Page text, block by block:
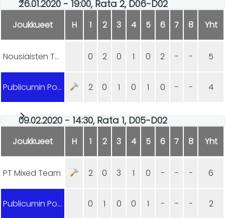
26.01.2020 - 19:00, Rata 2, D06-D02
Joukkueet H 1 2 3 4 5 6 7 8 Yht
Nousiaisten Towerit 0 2 0 1 0 2 - - 5
Publicumin Ponnistus 2 0 1 0 1 0 - - 4
09.02.2020 - 14:30, Rata 1, D05-D02
Joukkueet H 1 2 3 4 5 6 7 8 Yht
PT Mixed Team 2 0 3 1 0 - - - 6
Publicumin Ponnistus 0 1 0 0 1 - - - 2